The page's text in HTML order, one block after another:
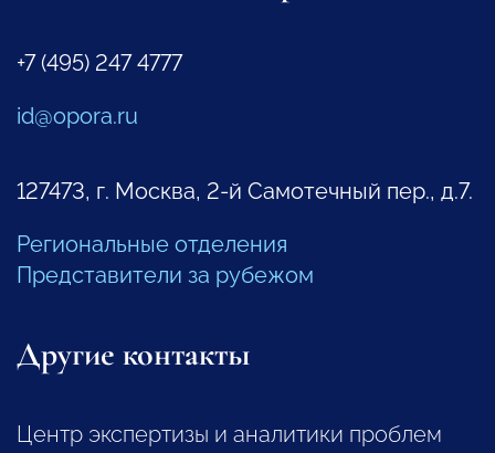
+7 (495) 247 4777
id@opora.ru
127473, г. Москва, 2-й Самотечный пер., д.7.
Региональные отделения
Представители за рубежом
Другие контакты
Центр экспертизы и аналитики проблем